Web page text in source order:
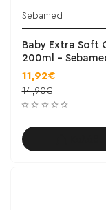
Sebamed
Baby Extra Soft
200ml -
11,92€
14,90€